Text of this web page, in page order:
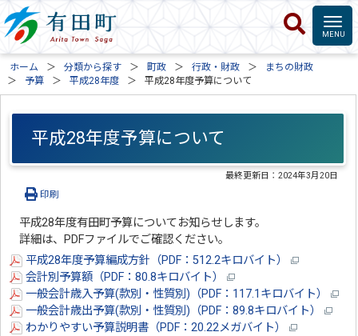
ホーム 分類から探す 町政 行政・財政
まちの財政
予算
平成28年度 平成28年度予算について
平成28年度予算について
最終更新日：2024年3月20日
印刷
平成28年度有田町予算についてお知らせします。
詳細は、PDFファイルでご確認ください。
平成28年度予算編成方針（PDF：512.2キロバイト）
会計別予算額（PDF：80.8キロバイト）
一般会計歳入予算(款別・性質別)（PDF：117.1キロバイト）
一般会計歳出予算(款別・性質別)（PDF：89.8キロバイト）
わかりやすい予算説明書（PDF：20.22メガバイト）